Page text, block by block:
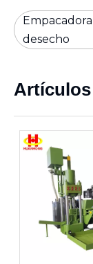
desecho